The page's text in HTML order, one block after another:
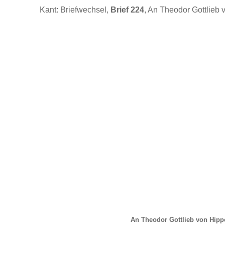
Kant: Briefwechsel, Brief 224, An Theodor Gottlieb
An Theodor Gottlieb von